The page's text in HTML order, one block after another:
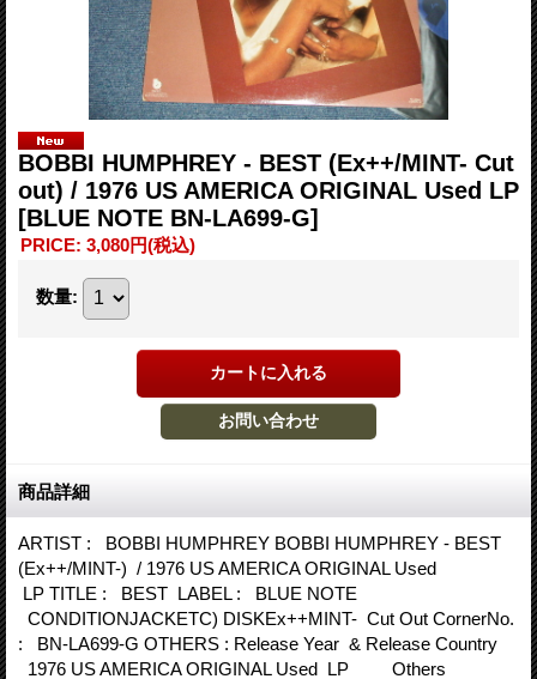
BOBBI HUMPHREY - BEST (Ex++/MINT- Cut
out) / 1976 US AMERICA ORIGINAL Used LP
[BLUE NOTE BN-LA699-G]
PRICE: 3,080円(税込)
数量:
商品詳細
ARTIST : BOBBI HUMPHREY BOBBI HUMPHREY - BEST
(Ex++/MINT-) / 1976 US AMERICA ORIGINAL Used
LP TITLE : BEST LABEL : BLUE NOTE
CONDITIONJACKETC) DISKEx++MINT- Cut Out CornerNo.
: BN-LA699-G OTHERS : Release Year & Release Country
1976 US AMERICA ORIGINAL Used LP Others